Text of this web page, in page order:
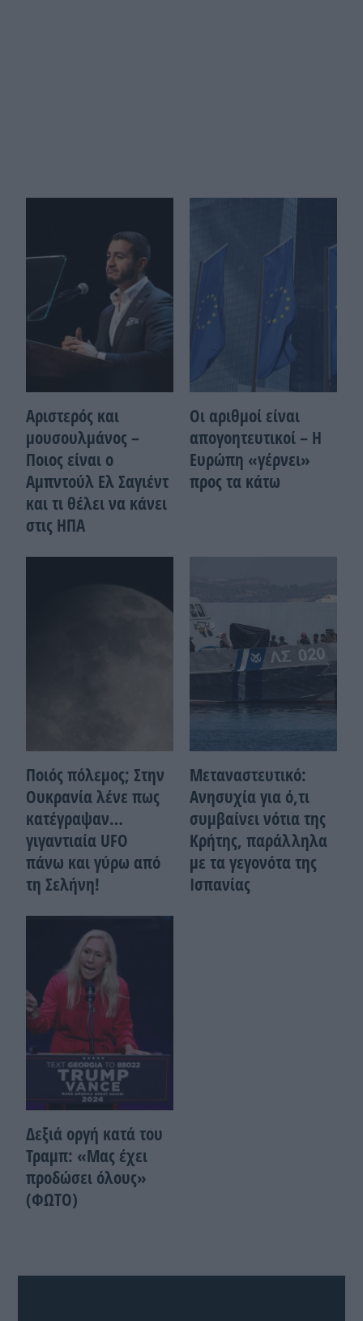
Αριστερός και
μουσουλμάνος –
Ποιoς είναι ο
Αμπντούλ Ελ Σαγιέντ
και τι θέλει να κάνει
στις ΗΠΑ
Οι αριθμοί είναι
απογοητευτικοί – Η
Ευρώπη «γέρνει»
προς τα κάτω
Ποιός πόλεμος; Στην
Ουκρανία λένε πως
κατέγραψαν…
γιγαντιαία UFO
πάνω και γύρω από
τη Σελήνη!
Μεταναστευτικό:
Ανησυχία για ό,τι
συμβαίνει νότια της
Κρήτης, παράλληλα
με τα γεγονότα της
Ισπανίας
Δεξιά οργή κατά του
Τραμπ: «Μας έχει
προδώσει όλους»
(ΦΩΤΟ)